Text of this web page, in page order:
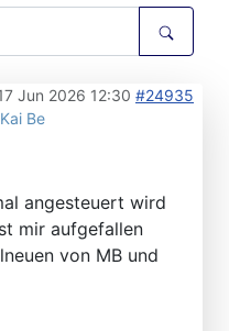
Jun 2026 12:30 #24935
Kai Be
angesteuert wird
mir aufgefallen
von MB und